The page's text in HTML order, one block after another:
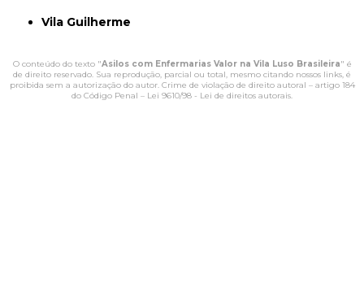
Vila Guilherme
O conteúdo do texto "Asilos com Enfermarias Valor na Vila Luso Brasileira" é
de direito reservado. Sua reprodução, parcial ou total, mesmo citando nossos links, é
proibida sem a autorização do autor. Crime de violação de direito autoral – artigo 184
do Código Penal – Lei 9610/98 - Lei de direitos autorais.